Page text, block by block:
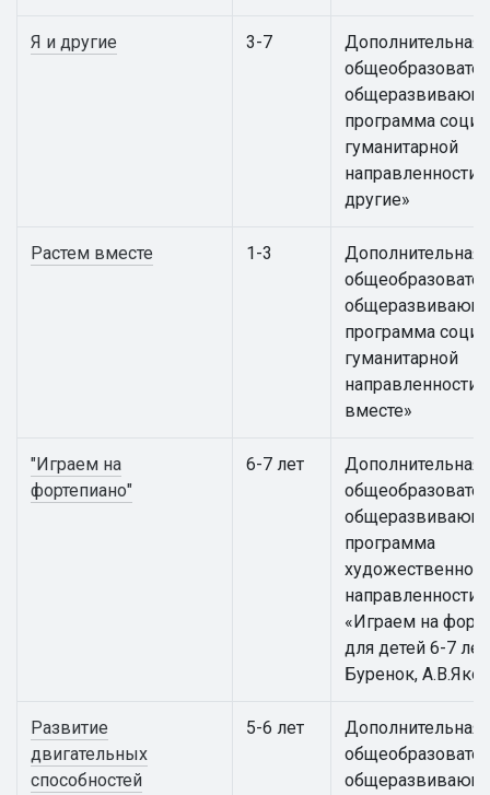
Я и другие 3-7
Дополнительная
программа
гуманитарной
направленности
другие»
Растем вместе 1-3
Дополнительная
программа
гуманитарной
направленности
вместе»
"Играем на
фортепиано"
6-7 лет
Дополнительная
программа
художественной
направленности
«Играем на
для детей 6-7
Буренок,
Развитие
двигательных
способностей
5-6 лет
Дополнительная